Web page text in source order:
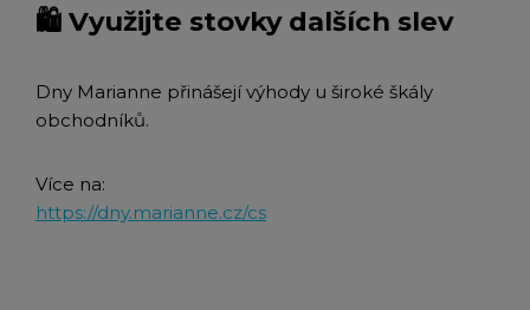
🛍 Využijte stovky dalších slev
Dny Marianne přinášejí výhody u široké škály
obchodníků.
Více na:
https://dny.marianne.cz/cs